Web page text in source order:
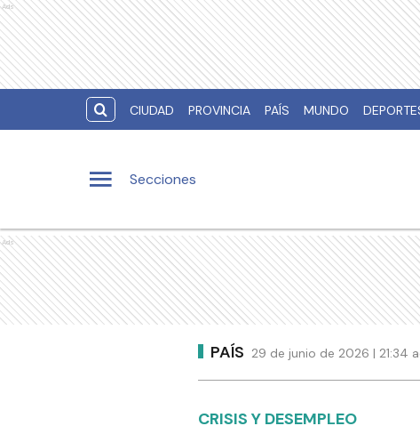
Ads
CIUDAD PROVINCIA PAÍS MUNDO
Secciones
Ads
PAÍS 29 de junio de 2026 | 21:34
CRISIS Y DESEMPLEO